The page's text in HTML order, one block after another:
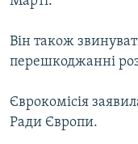
Усі сайти RFE/RL
Він також
перешкоджанні
Єврокомісія
Ради Європи.